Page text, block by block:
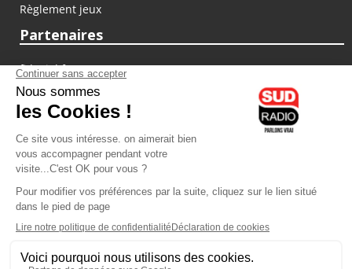
Règlement jeux
Partenaires
fiducial.fr
lyoncapitale.fr
olympique-et-lyonnais.com
L'application Iphone / Android
Téléchargez l'application
Les cookies
Gestion des cookies